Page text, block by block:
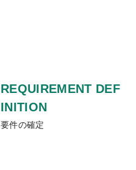
REQUIREMENT DEF
INITION
要件の確定